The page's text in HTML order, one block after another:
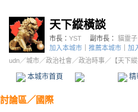
天下縱橫談
市長： YST 副市長： 貓靈子
加入本城市
推薦本城市 加
udn／城市／政治社會 ／政治時事／ 【天下
本城市首頁 精
討論區／ 國際